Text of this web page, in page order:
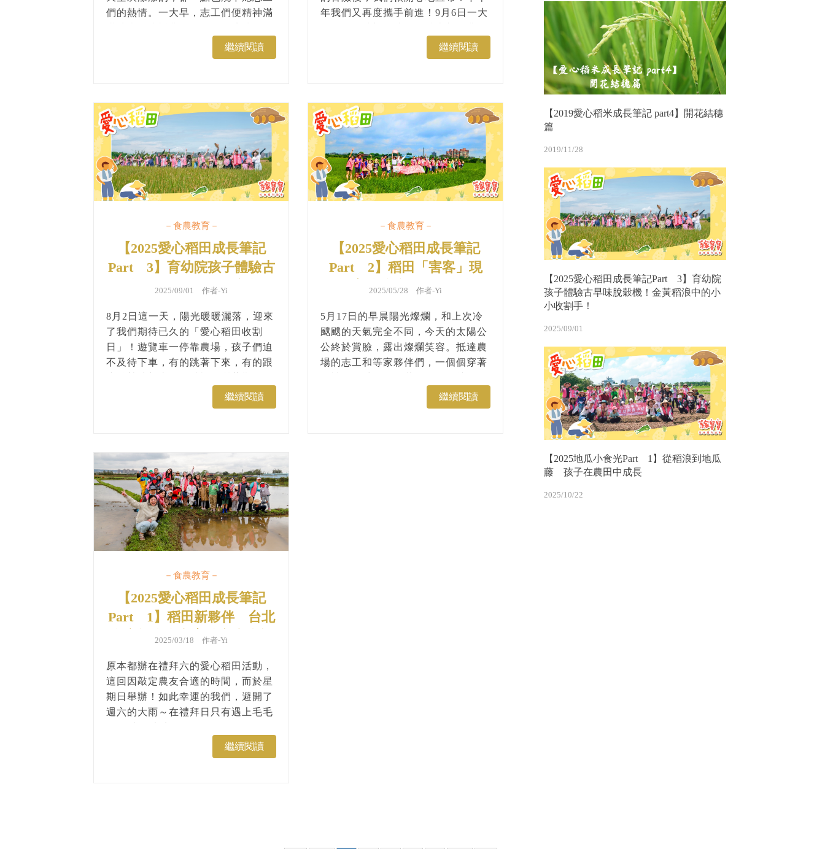
們的熱情。一大早，志工們便精神滿
排練早操與破冰遊戲，在微涼的空氣
中，笑聲反而顯得更加溫暖。...
繼續閱讀
年我們又再度攜手前進！9月6日一大
旅程：種地瓜農事體驗！...繼續閱讀
－食農教育－
【2025愛心稻田成長筆記
Part 3】育幼院孩子體驗古
早味脫穀機！金黃稻浪中的
2025/09/01 作者-Yi
8月2日這一天，陽光暖暖灑落，迎來
了我們期待已久的「愛心稻田收割
日」！遊覽車一停靠農場，孩子們迫
不及待下車，有的跳著下來，有的跟
光芒，看得出來對今天的農事體驗滿
繼續閱讀
－食農教育－
【2025愛心稻田成長筆記
Part 2】稻田「害客」現
身！育幼院孩子化身小小農
2025/05/28 作者-Yi
5月17日的早晨陽光燦爛，和上次冷
颼颼的天氣完全不同，今天的太陽公
公終於賞臉，露出燦爛笑容。抵達農
場的志工和等家夥伴們，一個個穿著
繼續閱讀
－食農教育－
【2025愛心稻田成長筆記
Part 1】稻田新夥伴 台北
兒童福利中心育幼家庭生態
2025/03/18 作者-Yi
原本都辦在禮拜六的愛心稻田活動，
這回因敲定農友合適的時間，而於星
期日舉辦！如此幸運的我們，避開了
週六的大雨～在禮拜日只有遇上毛毛
繼續閱讀
【2019愛心稻米成長筆記 part4】開花結穗
篇
2019/11/28
【2025愛心稻田成長筆記Part 3】育幼院
孩子體驗古早味脫穀機！金黃稻浪中的小
小收割手！
2025/09/01
【2025地瓜小食光Part 1】從稻浪到地瓜
藤 孩子在農田中成長
2025/10/22